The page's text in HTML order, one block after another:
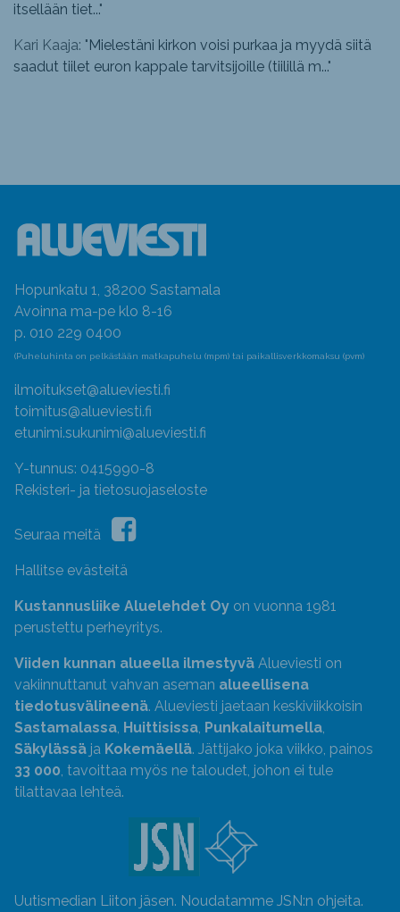
itsellään tiet..."
Kari Kaaja: "Mielestäni kirkon voisi purkaa ja myydä siitä
saadut tiilet euron kappale tarvitsijoille (tiilillä m..."
Hopunkatu 1, 38200 Sastamala
Avoinna ma-pe klo 8-16
p. 010 229 0400
(Puheluhinta on pelkästään matkapuhelu (mpm) tai paikallisverkkomaksu (pvm)
ilmoitukset@alueviesti.fi
toimitus@alueviesti.fi
etunimi.sukunimi@alueviesti.fi
Y-tunnus: 0415990-8
Rekisteri- ja tietosuojaseloste
Seuraa meitä
Hallitse evästeitä
Kustannusliike Aluelehdet Oy on vuonna 1981
perustettu perheyritys.
Viiden kunnan alueella ilmestyvä Alueviesti on
vakiinnuttanut vahvan aseman alueellisena
tiedotusvälineenä. Alueviesti jaetaan keskiviikkoisin
Sastamalassa, Huittisissa, Punkalaitumella,
Säkylässä ja Kokemäellä. Jättijako joka viikko, painos
33 000, tavoittaa myös ne taloudet, johon ei tule
tilattavaa lehteä.
Uutismedian Liiton jäsen. Noudatamme JSN:n ohjeita.